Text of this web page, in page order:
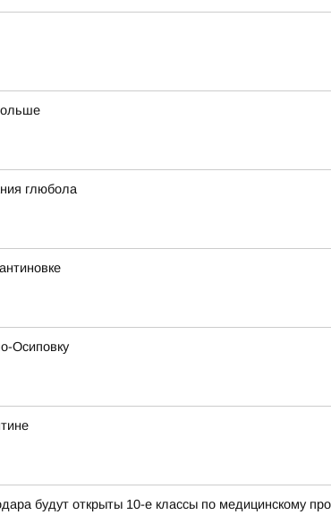
глюбола
Осиповку
будут открыты 10-е классы по медицинскому